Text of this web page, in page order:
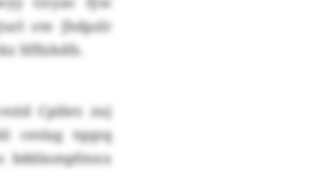
ote Jhdpzlr
Xffizkdfs.
Cpibrz zuj
ceslag tqqzq